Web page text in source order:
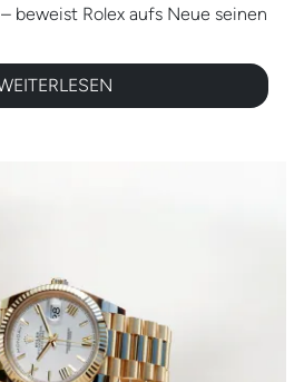
beweist Rolex aufs Neue seinen